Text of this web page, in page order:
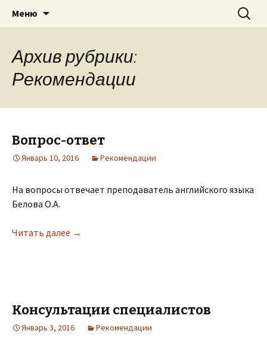
«Созвездие УНИКУС-2»
Меню Найти:
Архив рубрики:
Рекомендации
Вопрос-ответ
Январь 10, 2016 Рекомендации
На вопросы отвечает преподаватель английского языка
Белова О.А.
Читать далее Вопрос-ответ
→
Консультации специалистов
Январь 3, 2016 Рекомендации